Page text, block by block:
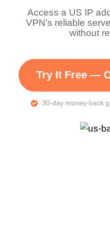
Access a US IP
VPN’s reliable
without
Try It Free —
30-day money-back